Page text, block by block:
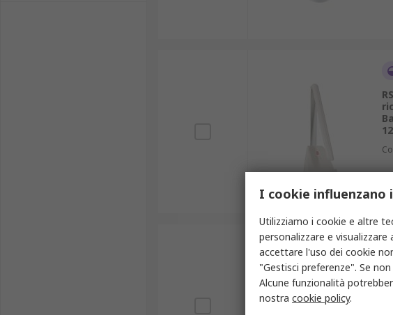
I cookie
Utilizziamo i cookie e altre
personalizzare e
accettare l'uso dei cookie
"Gestisci preferenze". Se
Alcune funzionalità
nostra cookie policy.